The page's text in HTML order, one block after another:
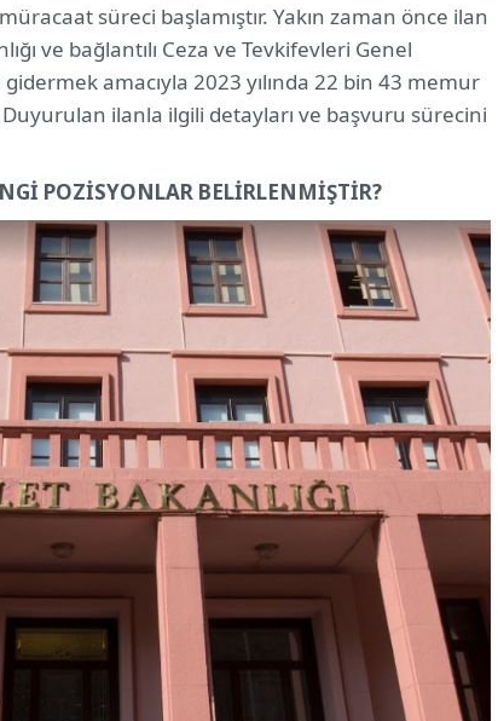
süreci başlamıştır. Yakın zaman önce ilan
ve bağlantılı Ceza ve Tevkifevleri Genel
amacıyla 2023 yılında 22 bin 43 memur
Duyurulan ilanla ilgili detayları ve başvuru sürecini
POZİSYONLAR BELİRLENMİŞTİR?